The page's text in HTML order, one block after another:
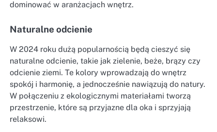
dominować w aranżacjach wnętrz.
Naturalne odcienie
W 2024 roku dużą popularnością będą cieszyć się
naturalne odcienie, takie jak zielenie, beże, brązy czy
odcienie ziemi. Te kolory wprowadzają do wnętrz
spokój i harmonię, a jednocześnie nawiązują do natury.
W połączeniu z ekologicznymi materiałami tworzą
przestrzenie, które są przyjazne dla oka i sprzyjają
relaksowi.